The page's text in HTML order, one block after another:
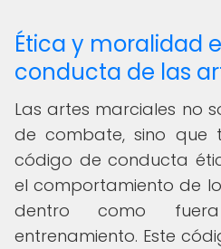
Ética y moralidad
conducta de las
Las artes marciales no
de combate, sino que
código de conducta
el comportamiento de
dentro como
entrenamiento. Este